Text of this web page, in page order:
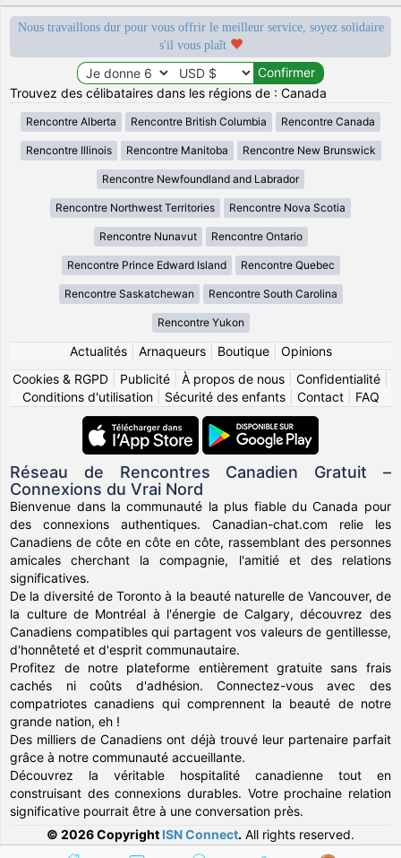
Nous travaillons dur pour vous offrir le meilleur service, soyez solidaire
s'il vous plaît
Trouvez des célibataires dans les régions de : Canada
Rencontre Alberta Rencontre British Columbia Rencontre Canada
Rencontre Illinois Rencontre Manitoba Rencontre New Brunswick
Rencontre Newfoundland and Labrador
Rencontre Northwest Territories Rencontre Nova Scotia
Rencontre Nunavut Rencontre Ontario
Rencontre Prince Edward Island Rencontre Quebec
Rencontre Saskatchewan Rencontre South Carolina
Rencontre Yukon
Actualités| Arnaqueurs| Boutique| Opinions
Cookies & RGPD
Publicité À propos de nous Confidentialité
Conditions d'utilisation| Sécurité des enfants| Contact| FAQ
Réseau de Rencontres Canadien Gratuit –
Connexions du Vrai Nord
Bienvenue dans la communauté la plus fiable du Canada pour
des connexions authentiques. Canadian-chat.com relie les
Canadiens de côte en côte en côte, rassemblant des personnes
amicales cherchant la compagnie, l'amitié et des relations
significatives.
De la diversité de Toronto à la beauté naturelle de Vancouver, de
la culture de Montréal à l'énergie de Calgary, découvrez des
Canadiens compatibles qui partagent vos valeurs de gentillesse,
d'honnêteté et d'esprit communautaire.
Profitez de notre plateforme entièrement gratuite sans frais
cachés ni coûts d'adhésion. Connectez-vous avec des
compatriotes canadiens qui comprennent la beauté de notre
grande nation, eh !
Des milliers de Canadiens ont déjà trouvé leur partenaire parfait
grâce à notre communauté accueillante.
Découvrez la véritable hospitalité canadienne tout en
construisant des connexions durables. Votre prochaine relation
significative pourrait être à une conversation près.
© 2026 Copyright ISN Connect. All rights reserved.